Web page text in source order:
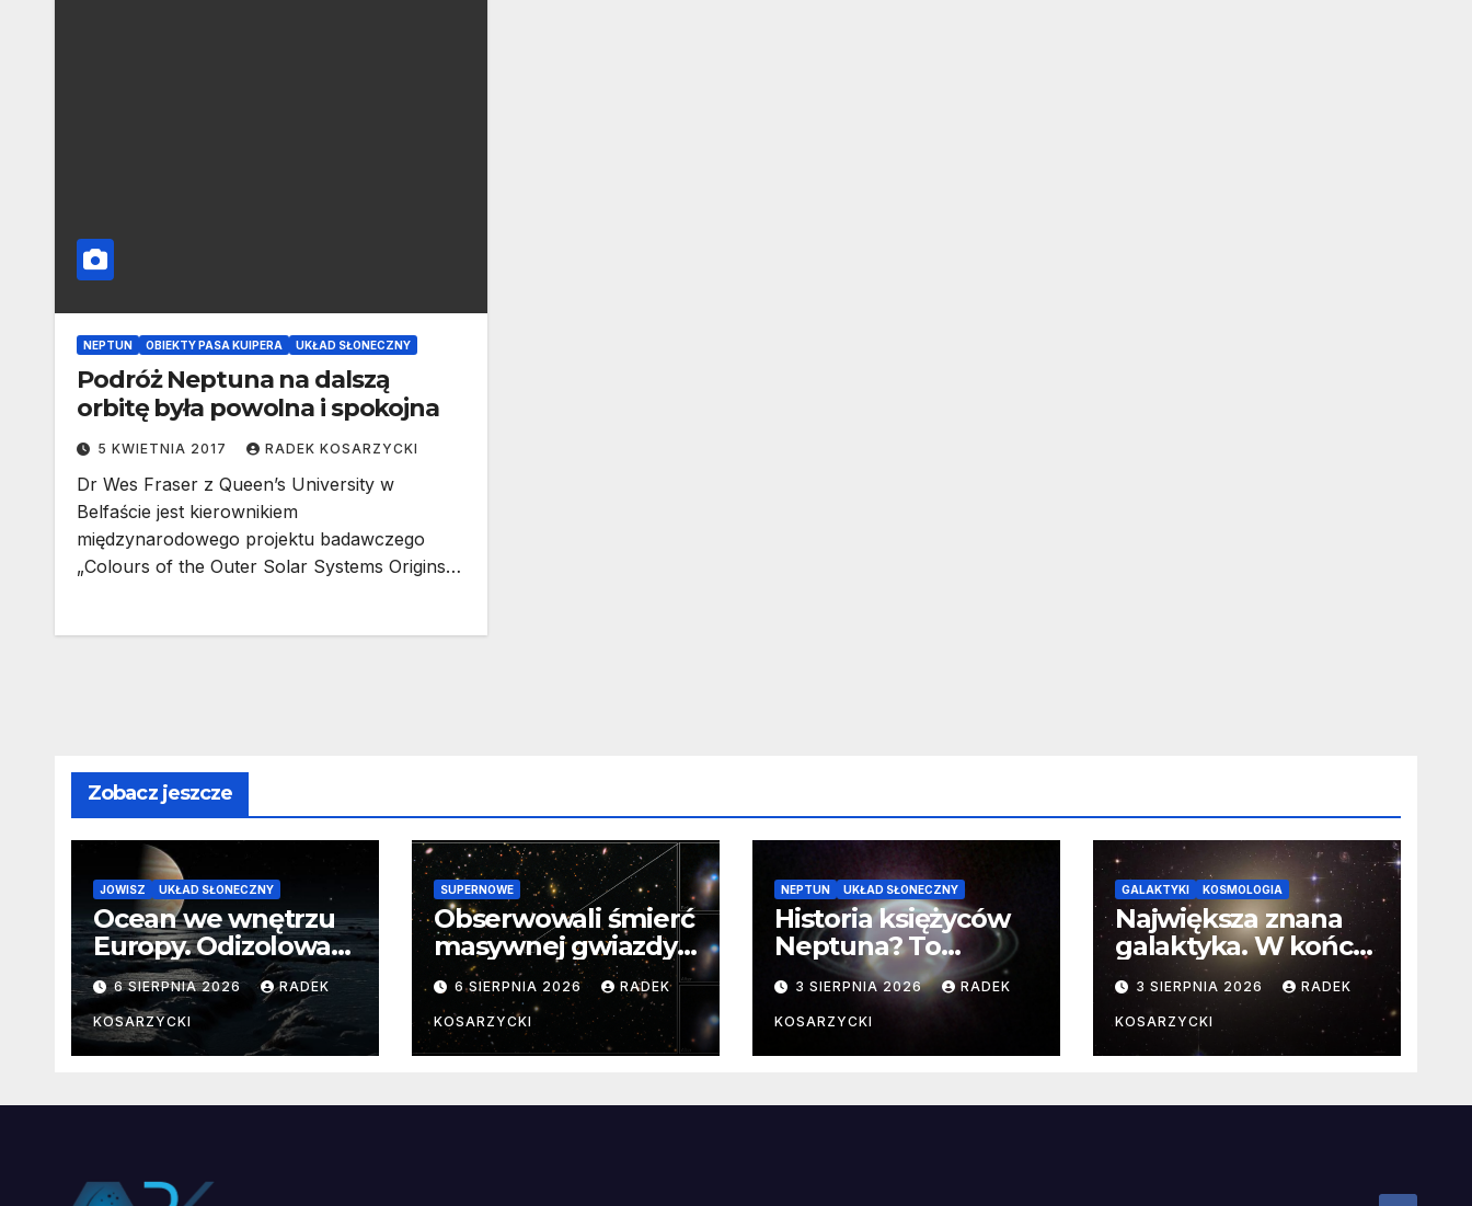
NEPTUN OBIEKTY PASA KUIPERA UKŁAD SŁONECZNY
Podróż Neptuna na dalszą
orbitę była powolna i spokojna
5 KWIETNIA 2017 RADEK KOSARZYCKI
Dr Wes Fraser z Queen’s University w
Belfaście jest kierownikiem
międzynarodowego projektu badawczego
„Colours of the Outer Solar Systems Origins…
Zobacz jeszcze
JOWISZ UKŁAD SŁONECZNY
Ocean we wnętrzu
Europy. Odizolowani
przez lodową
barierę
6 SIERPNIA 2026 RADEK
KOSARZYCKI
SUPERNOWE
Obserwowali śmierć
masywnej gwiazdy
od samego
początku.
Niezwykle cenne
dane
6 SIERPNIA 2026 RADEK
KOSARZYCKI
NEPTUN UKŁAD SŁONECZNY
Historia księżyców
Neptuna? To
skomplikowane
3 SIERPNIA 2026 RADEK
KOSARZYCKI
GALAKTYKI KOSMOLOGIA
Największa znana
galaktyka. W końcu
poznaliśmy jej
faktyczne wymiary
3 SIERPNIA 2026 RADEK
KOSARZYCKI